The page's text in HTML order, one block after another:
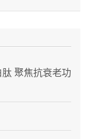
聚焦抗衰老功